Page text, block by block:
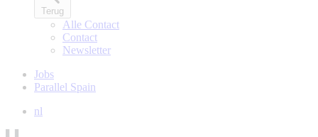
Terug
Alle Contact
Contact
Newsletter
Jobs
Parallel Spain
nl